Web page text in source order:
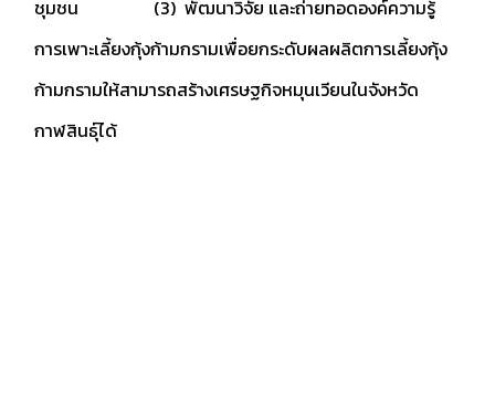
ชุมชน
(3) พัฒนาวิจัย และถ่ายทอดองค์ความรู้
การเพาะเลี้ยงกุ้งก้ามกรามเพื่อยกระดับผลผลิตการเลี้ยงกุ้ง
ก้ามกรามให้สามารถสร้างเศรษฐกิจหมุนเวียนในจังหวัด
กาฬสินธุ์ได้